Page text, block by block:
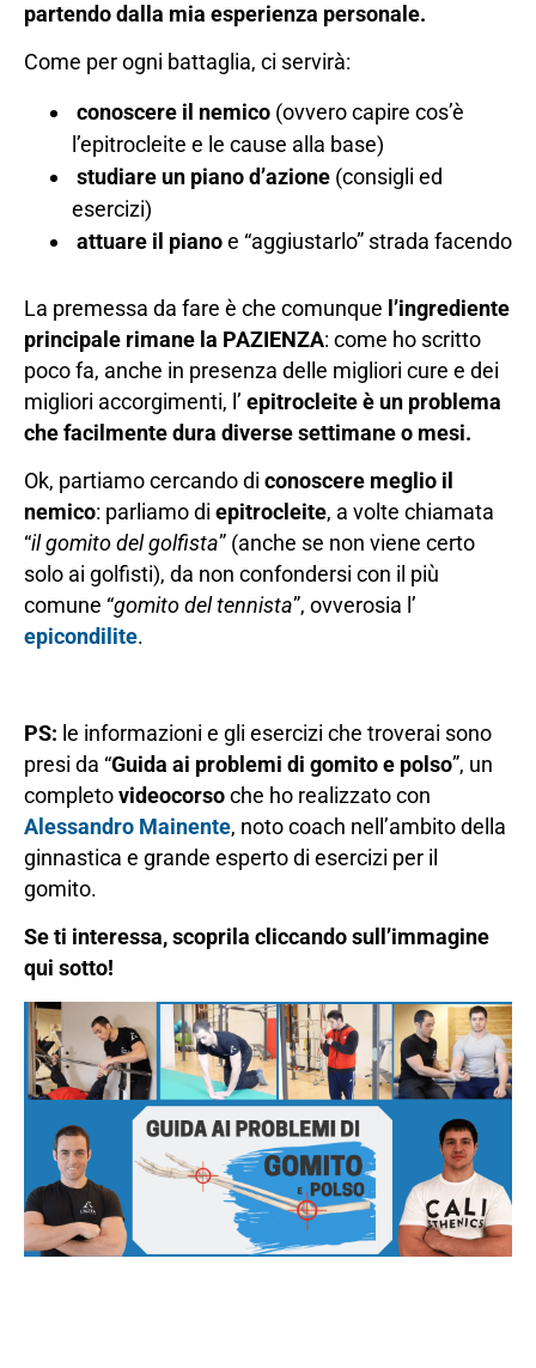
partendo dalla mia esperienza personale.
Come per ogni battaglia, ci servirà:
conoscere il nemico (ovvero capire cos’è
l’epitrocleite e le cause alla base)
studiare un piano d’azione (consigli ed
esercizi)
attuare il pianoe “aggiustarlo” strada facendo
La premessa da fare è che comunque l’ingrediente
principale rimane la PAZIENZA: come ho scritto
poco fa, anche in presenza delle migliori cure e dei
migliori accorgimenti, l’ epitrocleite è un problema
che facilmente dura diverse settimane o mesi.
Ok, partiamo cercando di conoscere meglio il
nemico: parliamo di epitrocleite, a volte chiamata
“il gomito del golfista” (anche se non viene certo
solo ai golfisti), da non confondersi con il più
comune “gomito del tennista”, ovverosia l’
epicondilite.
PS: le informazioni e gli esercizi che troverai sono
presi da “Guida ai problemi di gomito e polso”, un
completo videocorso che ho realizzato con
Alessandro Mainente, noto coach nell’ambito della
ginnastica e grande esperto di esercizi per il
gomito.
Se ti interessa, scoprila cliccando sull’immagine
qui sotto!